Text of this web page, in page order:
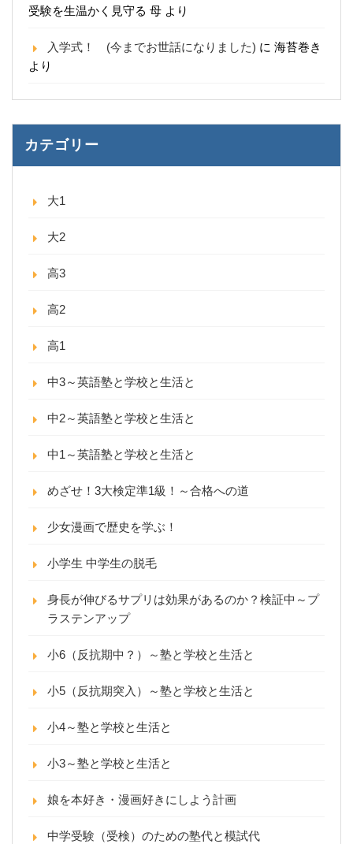
受験を生温かく見守る 母 より
入学式！ (今までお世話になりました) に 海苔巻き
より
カテゴリー
大1
大2
高3
高2
高1
中3～英語塾と学校と生活と
中2～英語塾と学校と生活と
中1～英語塾と学校と生活と
めざせ！3大検定準1級！～合格への道
少女漫画で歴史を学ぶ！
小学生 中学生の脱毛
身長が伸びるサプリは効果があるのか？検証中～プ
ラステンアップ
小6（反抗期中？）～塾と学校と生活と
小5（反抗期突入）～塾と学校と生活と
小4～塾と学校と生活と
小3～塾と学校と生活と
娘を本好き・漫画好きにしよう計画
中学受験（受検）のための塾代と模試代